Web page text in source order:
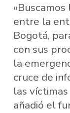
entre la
Bogotá,
con sus
la
cruce de
las
añadió el